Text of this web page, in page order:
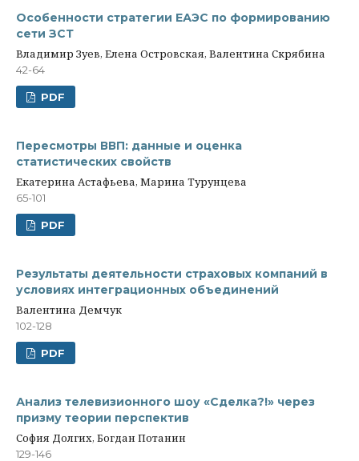
Особенности стратегии ЕАЭС по формированию
сети ЗСТ
Владимир Зуев, Елена Островская, Валентина Скрябина
42-64
PDF
Пересмотры ВВП: данные и оценка
статистических свойств
Екатерина Астафьева, Марина Турунцева
65-101
PDF
Результаты деятельности страховых компаний в
условиях интеграционных объединений
Валентина Демчук
102-128
PDF
Анализ телевизионного шоу «Сделка?!» через
призму теории перспектив
София Долгих, Богдан Потанин
129-146